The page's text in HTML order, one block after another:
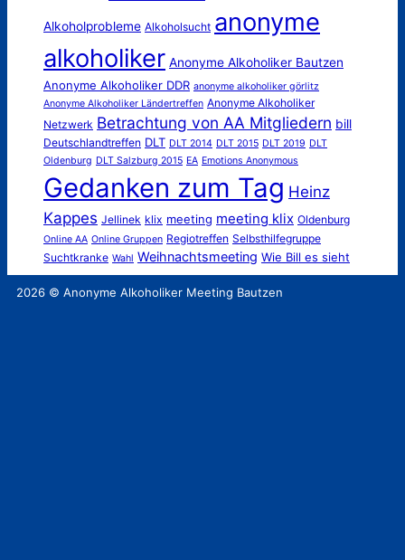
Alkoholprobleme Alkoholsucht anonyme
alkoholiker Anonyme Alkoholiker Bautzen
Anonyme Alkoholiker DDR anonyme alkoholiker görlitz
Anonyme Alkoholiker Ländertreffen Anonyme Alkoholiker
Netzwerk Betrachtung von AA Mitgliedern bill
Deutschlandtreffen DLT DLT 2014 DLT 2015 DLT 2019 DLT
Oldenburg DLT Salzburg 2015 EA Emotions Anonymous
Gedanken zum Tag Heinz
Kappes Jellinek klix meeting meeting klix Oldenburg
Online AA Online Gruppen Regiotreffen Selbsthilfegruppe
Suchtkranke Wahl Weihnachtsmeeting Wie Bill es sieht
2026 © Anonyme Alkoholiker Meeting Bautzen